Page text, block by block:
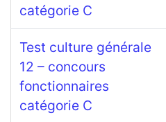
catégorie C
Test culture générale
12 – concours
fonctionnaires
catégorie C